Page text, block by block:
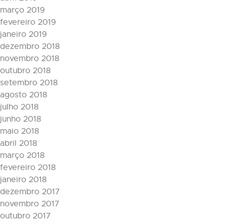
março 2019
fevereiro 2019
janeiro 2019
dezembro 2018
novembro 2018
outubro 2018
setembro 2018
agosto 2018
julho 2018
junho 2018
maio 2018
abril 2018
março 2018
fevereiro 2018
janeiro 2018
dezembro 2017
novembro 2017
outubro 2017